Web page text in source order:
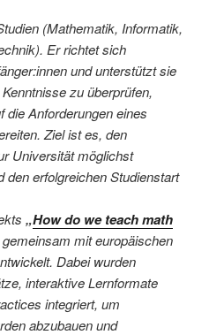
(Mathematik, Informatik,
Er richtet sich
und unterstützt sie
zu überprüfen,
die Anforderungen eines
Ziel ist es, den
Universität möglichst
den erfolgreichen Studienstart
„How do we teach math
mit europäischen
Dabei wurden
interaktive Lernformate
integriert, um
abzubauen und